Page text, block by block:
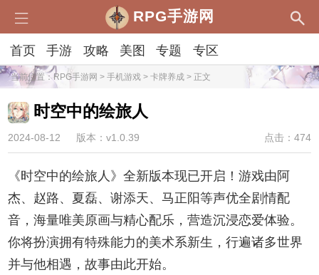
RPG手游网
首页 手游 攻略 美图 专题 专区
当前位置：RPG手游网 > 手机游戏 > 卡牌养成 > 正文
时空中的绘旅人
2024-08-12 版本：v1.0.39 点击：474
《时空中的绘旅人》全新版本现已开启！游戏由阿
杰、赵路、夏磊、谢添天、马正阳等声优全剧情配
音，海量唯美原画与精心配乐，营造沉浸恋爱体验。
你将扮演拥有特殊能力的美术系新生，行遍诸多世界
并与他相遇，故事由此开始。